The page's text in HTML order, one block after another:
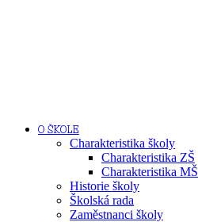
O ŠKOLE
Charakteristika školy
Charakteristika ZŠ
Charakteristika MŠ
Historie školy
Školská rada
Zaměstnanci školy